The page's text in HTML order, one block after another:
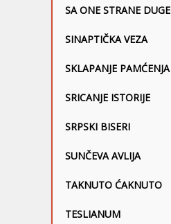
SA ONE STRANE DUGE
SINAPTIČKA VEZA
SKLAPANJE PAMĆENJA
SRICANJE ISTORIJE
SRPSKI BISERI
SUNČEVA AVLIJA
TAKNUTO ĆAKNUTO
TESLIANUM